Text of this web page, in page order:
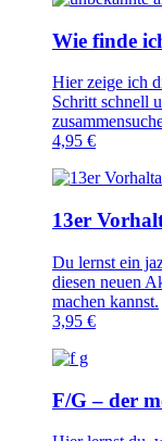
Wie finde
Hier zeige ich
Schritt schnell
4,95 €
13er
Du lernst ein
diesen neuen
machen kannst.
3,95 €
F/G – der